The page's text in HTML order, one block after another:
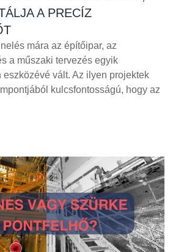
A PRECÍZ
mára az építőipar, az
a műszaki tervezés egyik
eszközévé vált. Az ilyen projektek
kulcsfontosságú, hogy az